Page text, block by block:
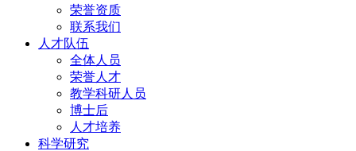
荣誉资质
联系我们
人才队伍
全体人员
荣誉人才
教学科研人员
博士后
人才培养
科学研究